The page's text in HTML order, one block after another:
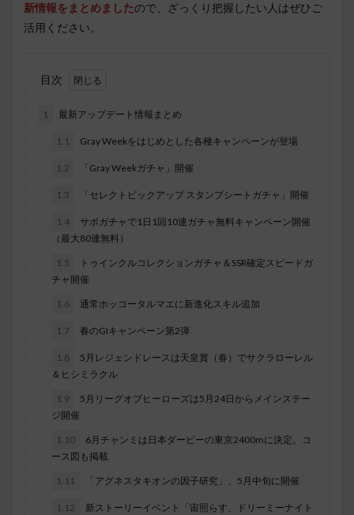
新情報をまとめましたので、ざっくり把握したい人はぜひご
活用ください。
目次
1 最新アップデート情報まとめ
1.1 Gray Weekをはじめとした各種キャンペーンが登場
1.2 「Gray Weekガチャ」開催
1.3 「セレクトピックアップ スタンプシートガチャ」開催
1.4
サポガチャで1日1回10連ガチャ無料キャンペーン開催
（最大80連無料）
1.5
トゥインクルコレクションガチャ＆SSR確定スピードガ
チャ開催
1.6 通常ホッコータルマエに新進化スキル追加
1.7 春のGIキャンペーン第2弾
1.8
5月レジェンドレースは天皇賞（春）でサクラローレル
＆ヒシミラクル
1.9
5月リーグオブヒーローズは5月24日からメインステー
ジ開催
1.10
6月チャンミは日本ダービーの東京2400mに決定。コ
ース図も掲載
1.11 「アグネスタキオンの因子研究」、5月中旬に開催
1.12
新ストーリーイベント「宙照らす、ドリーミーナイト